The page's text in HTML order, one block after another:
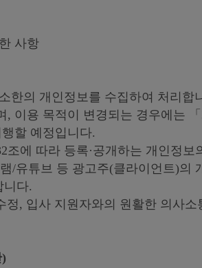
사항
한의 개인정보를 수집하여 처리합
, 이용 목적이 변경되는 경우에는
할 예정입니다.
에 따라 등록·공개하는 개인정보
/유튜브 등 광고주(클라이언트)의
니다.
, 입사 지원자와의 원활한 의사소